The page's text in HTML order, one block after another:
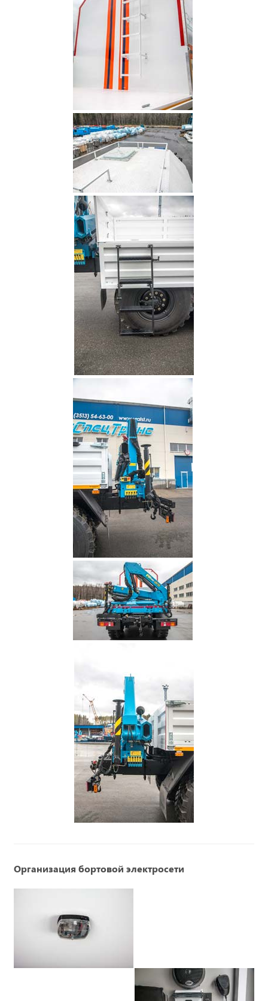
Организация бортовой электросети